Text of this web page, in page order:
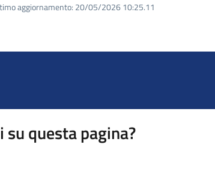
aggiornamento: 20/05/2026 10:25.11
questa pagina?